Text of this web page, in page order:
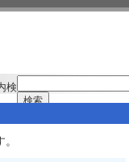
検